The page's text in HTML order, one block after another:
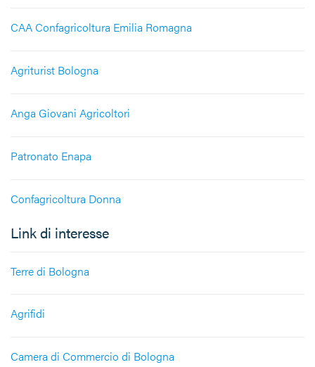
CAA Confagricoltura Emilia Romagna
Agriturist Bologna
Anga Giovani Agricoltori
Patronato Enapa
Confagricoltura Donna
Link di interesse
Terre di Bologna
Agrifidi
Camera di Commercio di Bologna